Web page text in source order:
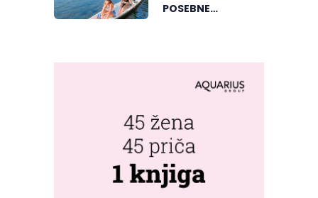
POSEBNE
BANJALUKU